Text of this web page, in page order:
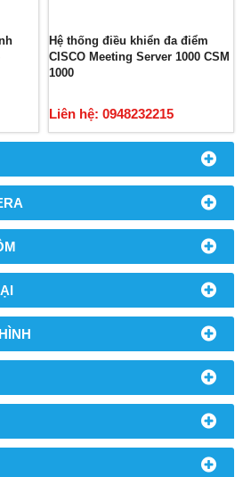
Hệ thống điều khiển đa điểm
CISCO Meeting Server 1000 CSM
1000
Liên hệ: 0948232215